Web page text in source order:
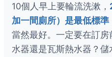
10個人早上要輪流洗漱，
加一間廁所）是最低標準
當然最好。一定要在訂
水器還是瓦斯熱水器？